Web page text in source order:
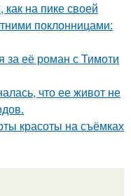
на пике своей
поклонницами:
за её роман с Тимоти
что ее живот не
красоты на съёмках